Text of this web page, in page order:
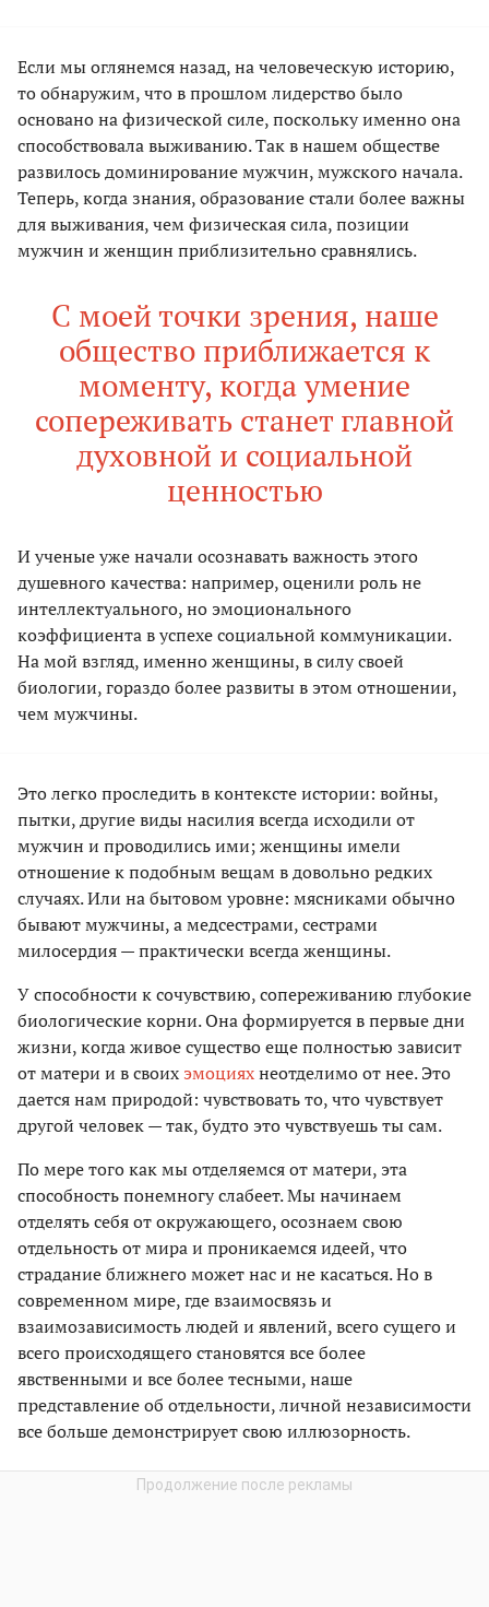
Если мы оглянемся назад, на человеческую историю,
то обнаружим, что в прошлом лидерство было
основано на физической силе, поскольку именно она
способствовала выживанию. Так в нашем обществе
развилось доминирование мужчин, мужского начала.
Теперь, когда знания, образование стали более важны
для выживания, чем физическая сила, позиции
мужчин и женщин приблизительно сравнялись.
С моей точки зрения, наше
общество приближается к
моменту, когда умение
сопереживать станет главной
духовной и социальной
ценностью
И ученые уже начали осознавать важность этого
душевного качества: например, оценили роль не
интеллектуального, но эмоционального
коэффициента в успехе социальной коммуникации.
На мой взгляд, именно женщины, в силу своей
биологии, гораздо более развиты в этом отношении,
чем мужчины.
Это легко проследить в контексте истории: войны,
пытки, другие виды насилия всегда исходили от
мужчин и проводились ими; женщины имели
отношение к подобным вещам в довольно редких
случаях. Или на бытовом уровне: мясниками обычно
бывают мужчины, а медсестрами, сестрами
милосердия — практически всегда женщины.
У способности к сочувствию, сопереживанию глубокие
биологические корни. Она формируется в первые дни
жизни, когда живое существо еще полностью зависит
от матери и в своихэмоцияхнеотделимо от нее. Это
дается нам природой: чувствовать то, что чувствует
другой человек — так, будто это чувствуешь ты сам.
По мере того как мы отделяемся от матери, эта
способность понемногу слабеет. Мы начинаем
отделять себя от окружающего, осознаем свою
отдельность от мира и проникаемся идеей, что
страдание ближнего может нас и не касаться. Но в
современном мире, где взаимосвязь и
взаимозависимость людей и явлений, всего сущего и
всего происходящего становятся все более
явственными и все более тесными, наше
представление об отдельности, личной независимости
все больше демонстрирует свою иллюзорность.